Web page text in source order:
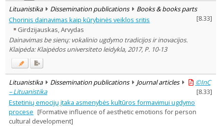
Document Type:
Books & books parts 6
Journal articles 7
Dissertations 1
Subject area:
Education 14
Musicology
Country of publication
Historical periods
Lithuanian place names
Subject
Lituanistika
Dissemination publications
Books & books parts
[8.33]
Chorinis dainavimas kaip kūrybinės veiklos sritis
Girdzijauskas, Arvydas
Dainavimas be sienų: vokalinio ugdymo tradicijos ir inovacijos.
Klaipėda: Klaipėdos universiteto leidykla, 2017, P. 10-13
Lituanistika Dissemination publications Journal articles
©InC
– Lituanistika
[8.33]
Estetinių emocijų įtaka asmenybės kultūros formavimui ugdymo
procese [Formative influence of aesthetic emotions for person
cultural development]